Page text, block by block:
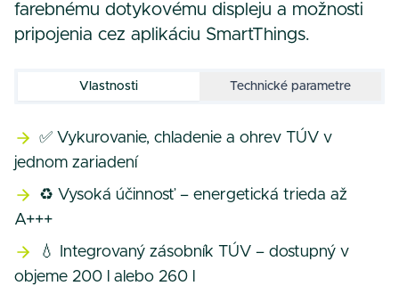
farebnému dotykovému displeju a možnosti
pripojenia cez aplikáciu SmartThings.
Vlastnosti Technické parametre
✅ Vykurovanie, chladenie a ohrev TÚV v
jednom zariadení
♻️ Vysoká účinnosť – energetická trieda až
A+++
💧 Integrovaný zásobník TÚV – dostupný v
objeme 200 l alebo 260 l